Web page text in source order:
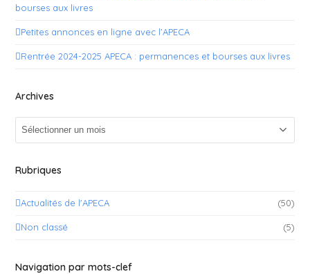
bourses aux livres
Petites annonces en ligne avec l’APECA
Rentrée 2024-2025 APECA : permanences et bourses aux livres
Archives
Archives
Rubriques
Actualités de l'APECA (50)
Non classé (5)
Navigation par mots-clef